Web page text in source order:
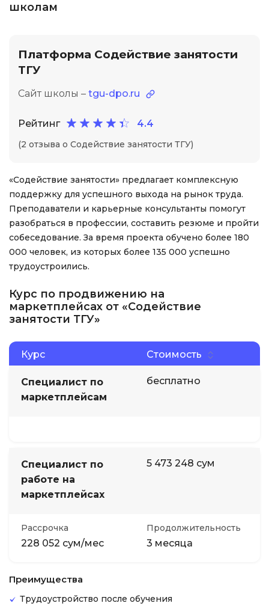
школам
Платформа Содействие занятости
ТГУ
Сайт школы – tgu-dpo.ru
Рейтинг 4.4
(2 отзыва о Содействие занятости ТГУ)
«Содействие занятости» предлагает комплексную
поддержку для успешного выхода на рынок труда.
Преподаватели и карьерные консультанты помогут
разобраться в профессии, составить резюме и пройти
собеседование. За время проекта обучено более 180
000 человек, из которых более 135 000 успешно
трудоустроились.
Курс по продвижению на
маркетплейсах от «Содействие
занятости ТГУ»
Курс Стоимость
Специалист по
маркетплейсам
бесплатно
Специалист по
работе на
маркетплейсах
5 473 248 сум
Рассрочка
228 052 сум/мес
Продолжительность
3 месяца
Преимущества
Трудоустройство после обучения